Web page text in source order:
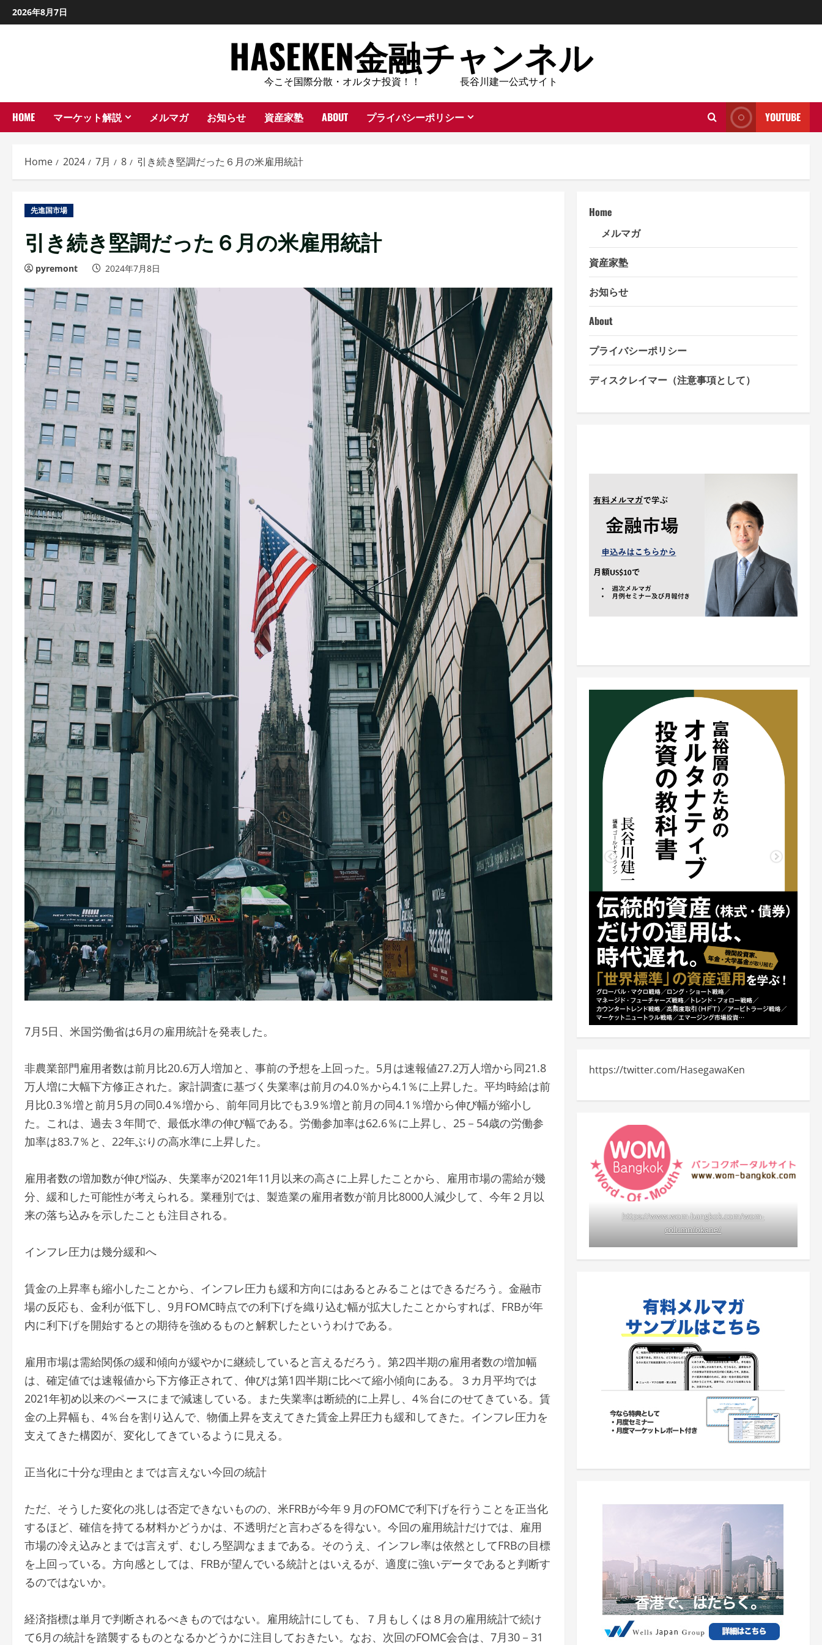
Skip
to
2026年8月7日
HASEKEN金融チャンネル
今こそ国際分散・オルタナ投資！！ 長谷川建一公式サイト
HOME マーケット解説 メルマガ お知らせ 資産家塾 ABOUT プライバシーポリシー YOUTUBE
Home 2024 7月 8 引き続き堅調だった６月の米雇用統計
先進国市場
引き続き堅調だった６月の米雇用統計
pyremont 2024年7月8日
7月5日、米国労働省は6月の雇用統計を発表した。
非農業部門雇用者数は前月比20.6万人増加と、事前の予想を上回った。5月は速報値27.2万人増から同21.8
万人増に大幅下方修正された。家計調査に基づく失業率は前月の4.0％から4.1％に上昇した。平均時給は前
月比0.3％増と前月5月の同0.4％増から、前年同月比でも3.9％増と前月の同4.1％増から伸び幅が縮小し
た。これは、過去３年間で、最低水準の伸び幅である。労働参加率は62.6％に上昇し、25－54歳の労働参
加率は83.7％と、22年ぶりの高水準に上昇した。
雇用者数の増加数が伸び悩み、失業率が2021年11月以来の高さに上昇したことから、雇用市場の需給が幾
分、緩和した可能性が考えられる。業種別では、製造業の雇用者数が前月比8000人減少して、今年２月以
来の落ち込みを示したことも注目される。
インフレ圧力は幾分緩和へ
賃金の上昇率も縮小したことから、インフレ圧力も緩和方向にはあるとみることはできるだろう。金融市
場の反応も、金利が低下し、9月FOMC時点での利下げを織り込む幅が拡大したことからすれば、FRBが年
内に利下げを開始するとの期待を強めるものと解釈したというわけである。
雇用市場は需給関係の緩和傾向が緩やかに継続していると言えるだろう。第2四半期の雇用者数の増加幅
は、確定値では速報値から下方修正されて、伸びは第1四半期に比べて縮小傾向にある。３カ月平均では
2021年初め以来のペースにまで減速している。また失業率は断続的に上昇し、4％台にのせてきている。賃
金の上昇幅も、4％台を割り込んで、物価上昇を支えてきた賃金上昇圧力も緩和してきた。インフレ圧力を
支えてきた構図が、変化してきているように見える。
正当化に十分な理由とまでは言えない今回の統計
ただ、そうした変化の兆しは否定できないものの、米FRBが今年９月のFOMCで利下げを行うことを正当化
するほど、確信を持てる材料かどうかは、不透明だと言わざるを得ない。今回の雇用統計だけでは、雇用
市場の冷え込みとまでは言えず、むしろ堅調なままである。そのうえ、インフレ率は依然としてFRBの目標
を上回っている。方向感としては、FRBが望んでいる統計とはいえるが、適度に強いデータであると判断す
るのではないか。
経済指標は単月で判断されるべきものではない。雇用統計にしても、７月もしくは８月の雇用統計で続け
て6月の統計を踏襲するものとなるかどうかに注目しておきたい。なお、次回のFOMC会合は、7月30－31
Home
メルマガ
資産家塾
お知らせ
About
プライバシーポリシー
ディスクレイマー（注意事項として）
https://twitter.com/HasegawaKen
https://www.wom-bangkok.com/wom-
column/okane/